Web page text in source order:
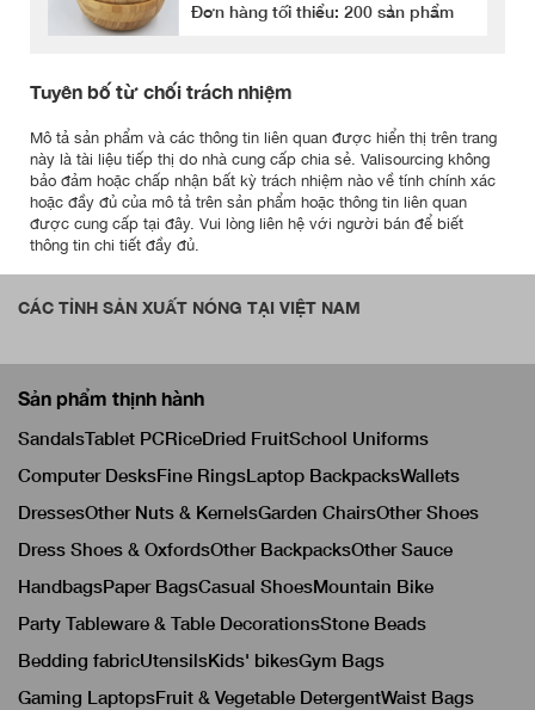
Đơn hàng tối thiểu: 200 sản phẩm
Tuyên bố từ chối trách nhiệm
Mô tả sản phẩm và các thông tin liên quan được hiển thị trên trang
này là tài liệu tiếp thị do nhà cung cấp chia sẻ. Valisourcing không
bảo đảm hoặc chấp nhận bất kỳ trách nhiệm nào về tính chính xác
hoặc đầy đủ của mô tả trên sản phẩm hoặc thông tin liên quan
được cung cấp tại đây. Vui lòng liên hệ với người bán để biết
thông tin chi tiết đầy đủ.
CÁC TỈNH SẢN XUẤT NÓNG TẠI VIỆT NAM
Sản phẩm thịnh hành
SandalsTablet PCRiceDried FruitSchool Uniforms
Computer DesksFine RingsLaptop BackpacksWallets
DressesOther Nuts & KernelsGarden ChairsOther Shoes
Dress Shoes & OxfordsOther BackpacksOther Sauce
HandbagsPaper BagsCasual ShoesMountain Bike
Party Tableware & Table DecorationsStone Beads
Bedding fabricUtensilsKids' bikesGym Bags
Gaming LaptopsFruit & Vegetable DetergentWaist Bags